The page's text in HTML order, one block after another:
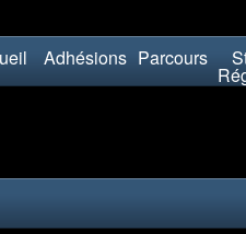
Adhésions Parcours